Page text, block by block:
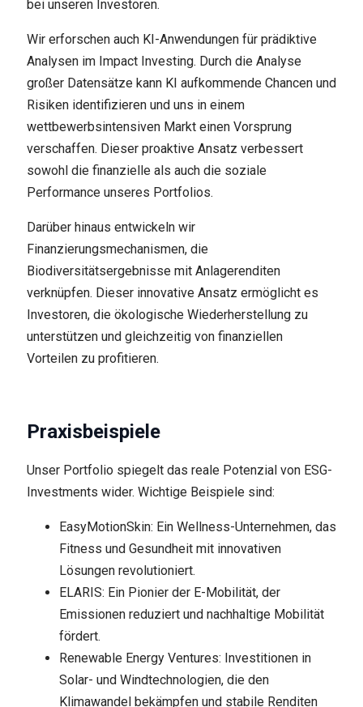
bei unseren Investoren.
Wir erforschen auch KI-Anwendungen für prädiktive
Analysen im Impact Investing. Durch die Analyse
großer Datensätze kann KI aufkommende Chancen und
Risiken identifizieren und uns in einem
wettbewerbsintensiven Markt einen Vorsprung
verschaffen. Dieser proaktive Ansatz verbessert
sowohl die finanzielle als auch die soziale
Performance unseres Portfolios.
Darüber hinaus entwickeln wir
Finanzierungsmechanismen, die
Biodiversitätsergebnisse mit Anlagerenditen
verknüpfen. Dieser innovative Ansatz ermöglicht es
Investoren, die ökologische Wiederherstellung zu
unterstützen und gleichzeitig von finanziellen
Vorteilen zu profitieren.
Praxisbeispiele
Unser Portfolio spiegelt das reale Potenzial von ESG-
Investments wider. Wichtige Beispiele sind:
EasyMotionSkin: Ein Wellness-Unternehmen, das
Fitness und Gesundheit mit innovativen
Lösungen revolutioniert.
ELARIS: Ein Pionier der E-Mobilität, der
Emissionen reduziert und nachhaltige Mobilität
fördert.
Renewable Energy Ventures: Investitionen in
Solar- und Windtechnologien, die den
Klimawandel bekämpfen und stabile Renditen